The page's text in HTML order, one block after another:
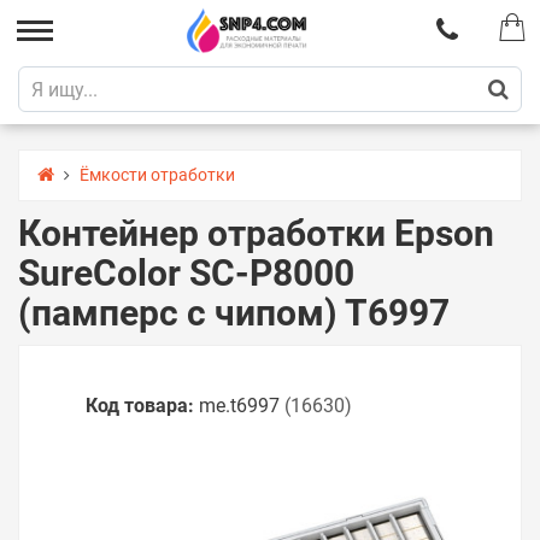
Ёмкости отработки
Контейнер отработки Epson
SureColor SC-P8000
(памперс с чипом) T6997
Код товара: me.t6997 (16630)